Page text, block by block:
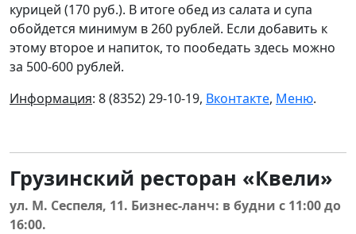
курицей (170 руб.). В итоге обед из салата и супа
обойдется минимум в 260 рублей. Если добавить к
этому второе и напиток, то пообедать здесь можно
за 500-600 рублей.
Информация: 8 (8352) 29-10-19, Вконтакте, Меню.
Грузинский ресторан «Квели»
ул. М. Сеспеля, 11. Бизнес-ланч: в будни с 11:00 до
16:00.